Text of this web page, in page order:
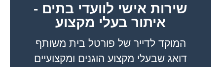
שירות אישי לוועדי בתים -
איתור בעלי מקצוע
המוקד לדייר של פורטל בית משותף
דואג שבעלי מקצוע הוגנים ומקצועיים